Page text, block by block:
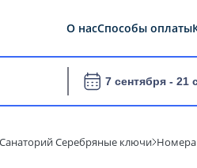
О насСпособы оплаты
7 сентября - 21
Санаторий Серебряные ключи Номера